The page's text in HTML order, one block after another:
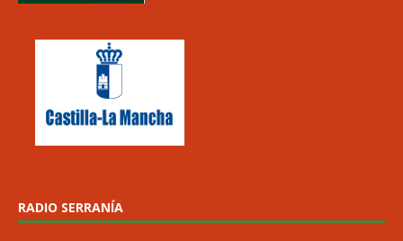
RADIO SERRANÍA